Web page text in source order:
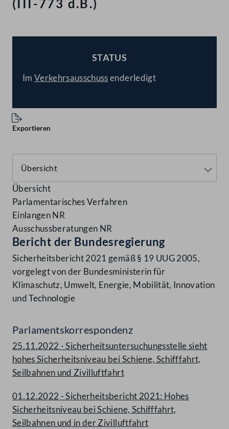
(III-773 d.B.)
STATUS
ImVerkehrsausschussenderledigt
Exportieren
Übersicht
Parlamentarisches Verfahren
Einlangen NR
Ausschussberatungen NR
Bericht der Bundesregierung
Sicherheitsbericht 2021 gemäß § 19 UUG 2005,
vorgelegt von der Bundesministerin für
Klimaschutz, Umwelt, Energie, Mobilität, Innovation
und Technologie
Parlamentskorrespondenz
25.11.2022 - Sicherheitsuntersuchungsstelle sieht
hohes Sicherheitsniveau bei Schiene, Schifffahrt,
Seilbahnen und Zivilluftfahrt
01.12.2022 - Sicherheitsbericht 2021: Hohes
Sicherheitsniveau bei Schiene, Schifffahrt,
Seilbahnen und in der Zivilluftfahrt